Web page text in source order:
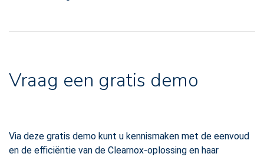
Vraag een gratis demo
Via deze gratis demo kunt u kennismaken met de eenvoud
en de efficiëntie van de Clearnox-oplossing en haar